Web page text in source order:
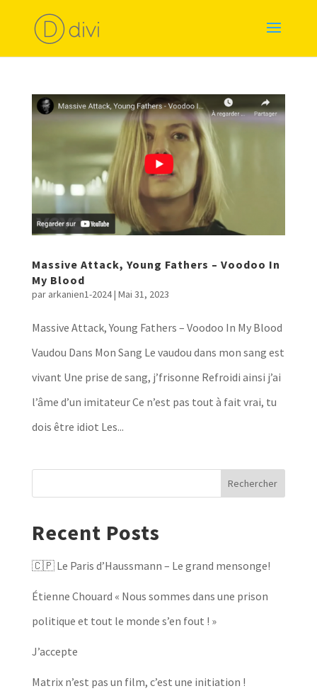
Massive Attack, Young Fathers – Voodoo In
My Blood
par arkanien1-2024| Mai 31, 2023
Massive Attack, Young Fathers – Voodoo In My Blood
Vaudou Dans Mon Sang Le vaudou dans mon sang est
vivant Une prise de sang, j’frisonne Refroidi ainsi j’ai
l’âme d’un imitateur Ce n’est pas tout à fait vrai, tu
dois être idiot Les...
Rechercher
Recent Posts
🇨🇵 Le Paris d’Haussmann – Le grand mensonge!
Étienne Chouard « Nous sommes dans une prison
politique et tout le monde s’en fout ! »
J’accepte
Matrix n’est pas un film, c’est une initiation !